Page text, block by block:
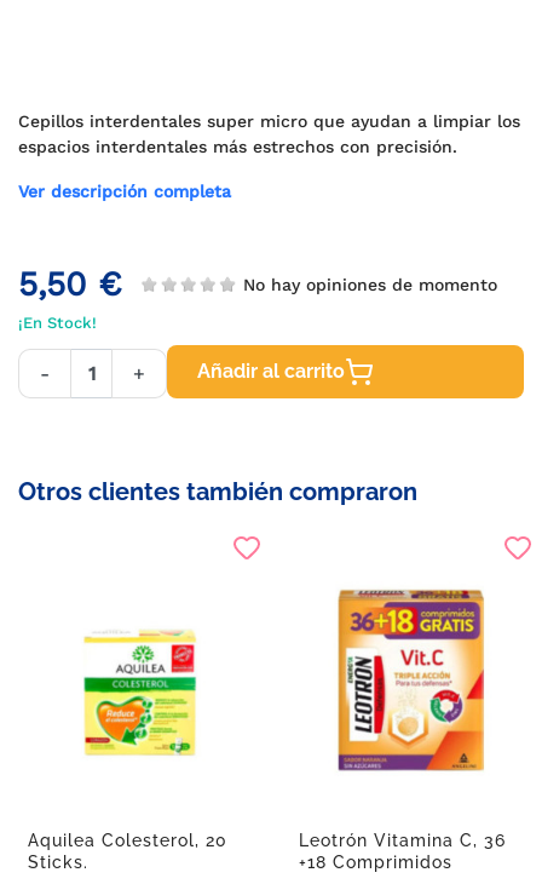
Cepillos interdentales super micro que ayudan a limpiar los
espacios interdentales más estrechos con precisión.
Ver descripción completa
5,50 € No hay opiniones de momento
¡En Stock!
- + Añadir al carrito
Otros clientes también compraron
Aquilea Colesterol, 20
Sticks.
Leotrón Vitamina C, 36
+18 Comprimidos